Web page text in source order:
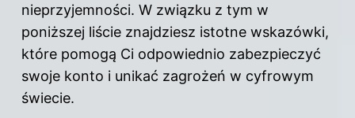
nieprzyjemności. W związku z tym w
poniższej liście znajdziesz istotne wskazówki,
które pomogą Ci odpowiednio zabezpieczyć
swoje konto i unikać zagrożeń w cyfrowym
świecie.